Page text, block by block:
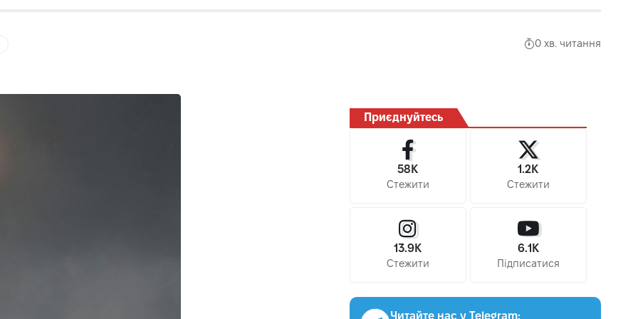
0 хв. читання
Приєднуйтесь
58K
Стежити
1.2K
Стежити
13.9K
Стежити
6.1K
Підписатися
Читайте нас у Telegram: